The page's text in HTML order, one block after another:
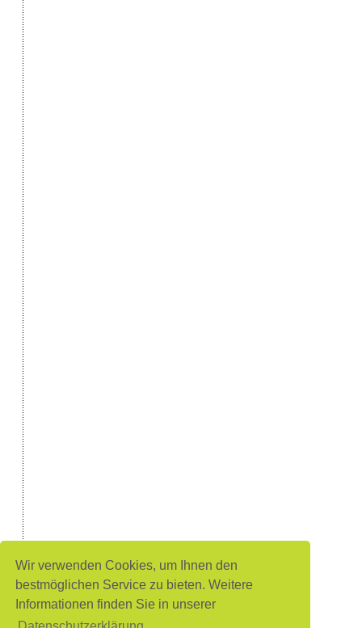
Wir verwenden Cookies, um Ihnen den
bestmöglichen Service zu bieten. Weitere
Informationen finden Sie in unserer